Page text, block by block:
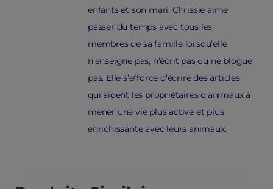
enfants et son mari. Chrissie aime
passer du temps avec tous les
membres de sa famille lorsqu’elle
n’enseigne pas, n’écrit pas ou ne blogue
pas. Elle s’efforce d’écrire des articles
qui aident les propriétaires d’animaux à
mener une vie plus active et plus
enrichissante avec leurs animaux.